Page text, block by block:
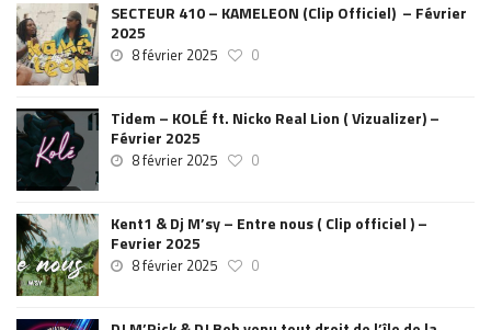
SECTEUR 410 – KAMELEON (Clip Officiel) – Février
2025
8 février 2025 0
Tidem – KOLÉ ft. Nicko Real Lion ( Vizualizer) –
Février 2025
8 février 2025 0
Kent1 & Dj M’sy – Entre nous ( Clip officiel ) –
Fevrier 2025
8 février 2025 0